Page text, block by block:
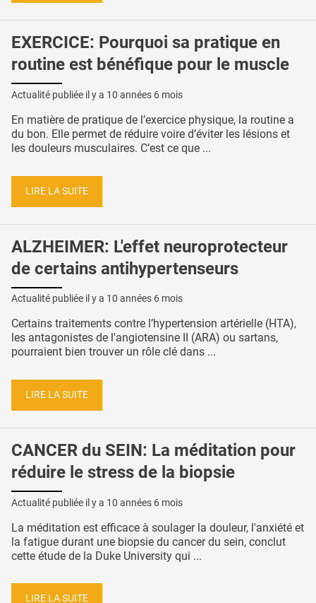
EXERCICE: Pourquoi sa pratique en
routine est bénéfique pour le muscle
Actualité publiée il y a 10 années 6 mois
En matière de pratique de l’exercice physique, la routine a
du bon. Elle permet de réduire voire d’éviter les lésions et
les douleurs musculaires. C’est ce que ...
LIRE LA SUITE
ALZHEIMER: L'effet neuroprotecteur
de certains antihypertenseurs
Actualité publiée il y a 10 années 6 mois
Certains traitements contre l’hypertension artérielle (HTA),
les antagonistes de l'angiotensine II (ARA) ou sartans,
pourraient bien trouver un rôle clé dans ...
LIRE LA SUITE
CANCER du SEIN: La méditation pour
réduire le stress de la biopsie
Actualité publiée il y a 10 années 6 mois
La méditation est efficace à soulager la douleur, l'anxiété et
la fatigue durant une biopsie du cancer du sein, conclut
cette étude de la Duke University qui ...
LIRE LA SUITE